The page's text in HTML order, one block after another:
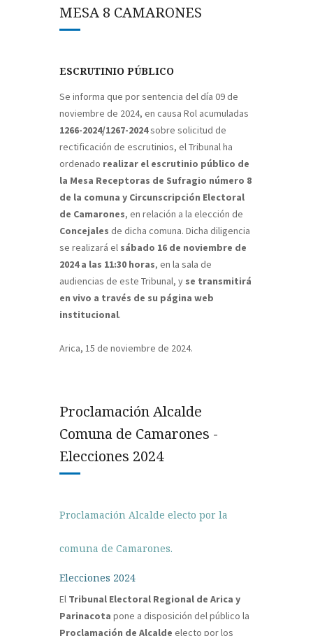
MESA 8 CAMARONES
ESCRUTINIO PÚBLICO
Se informa que por sentencia del día 09 de
noviembre de 2024, en causa Rol acumuladas
1266-2024/1267-2024sobre solicitud de
rectificación de escrutinios, el Tribunal ha
ordenado realizar el escrutinio público de
la Mesa Receptoras de Sufragio número 8
de la comuna y Circunscripción Electoral
de Camarones, en relación a la elección de
Concejales de dicha comuna. Dicha diligencia
se realizará el sábado 16 de noviembre de
2024 a las 11:30 horas, en la sala de
audiencias de este Tribunal, y se transmitirá
en vivo a través de su página web
institucional.
Arica, 15 de noviembre de 2024.
Proclamación Alcalde
Comuna de Camarones -
Elecciones 2024
Proclamación Alcalde electo por la
comuna de Camarones.
Elecciones 2024
El Tribunal Electoral Regional de Arica y
Parinacota pone a disposición del público la
Proclamación de Alcalde electo por los